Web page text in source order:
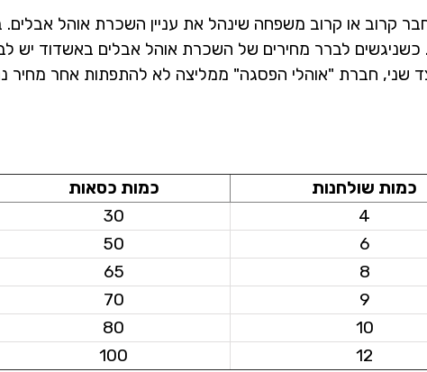
קרוב או קרוב משפחה שינהל את עניין השכרת אוהל
לברר מחירים של השכרת אוהל אבלים באשדוד יש
שני, חברת "אוהלי הפסגה" ממליצה לא להתפתות אחר מחיר
כמות שולחנות כמות כסאות
4
30
6
50
8
65
9
70
10
80
12
100